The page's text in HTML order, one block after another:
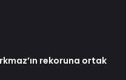
rekoruna ortak